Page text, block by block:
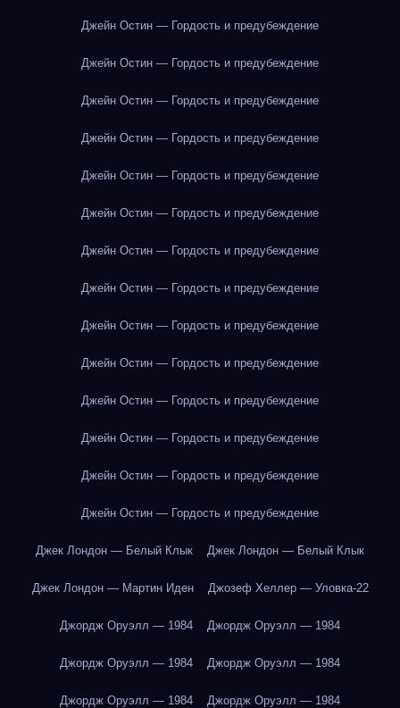
Джейн Остин — Гордость и предубеждение
Джейн Остин — Гордость и предубеждение
Джейн Остин — Гордость и предубеждение
Джейн Остин — Гордость и предубеждение
Джейн Остин — Гордость и предубеждение
Джейн Остин — Гордость и предубеждение
Джейн Остин — Гордость и предубеждение
Джейн Остин — Гордость и предубеждение
Джейн Остин — Гордость и предубеждение
Джейн Остин — Гордость и предубеждение
Джейн Остин — Гордость и предубеждение
Джейн Остин — Гордость и предубеждение
Джейн Остин — Гордость и предубеждение
Джейн Остин — Гордость и предубеждение
Джек Лондон — Белый Клык Джек Лондон — Белый Клык
Джек Лондон — Мартин Иден Джозеф Хеллер — Уловка-22
Джордж Оруэлл — 1984 Джордж Оруэлл — 1984
Джордж Оруэлл — 1984 Джордж Оруэлл — 1984
Джордж Оруэлл — 1984 Джордж Оруэлл — 1984